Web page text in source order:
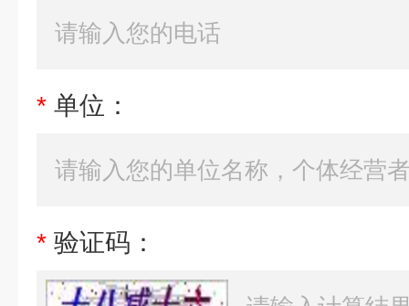
* 单位：
* 验证码：